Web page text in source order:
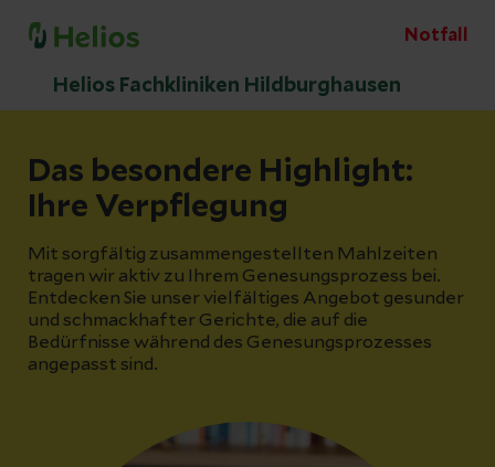
Notfall
Helios Fachkliniken Hildburghausen
Das besondere Highlight:
Ihre Verpflegung
Mit sorgfältig zusammengestellten Mahlzeiten
tragen wir aktiv zu Ihrem Genesungsprozess bei.
Entdecken Sie unser vielfältiges Angebot gesunder
und schmackhafter Gerichte, die auf die
Bedürfnisse während des Genesungsprozesses
angepasst sind.